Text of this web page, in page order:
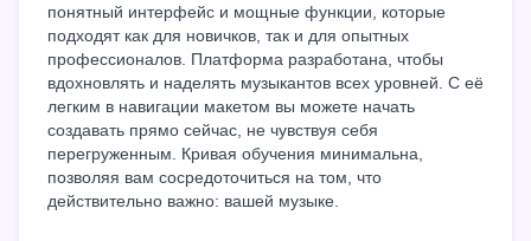
понятный интерфейс и мощные функции, которые
подходят как для новичков, так и для опытных
профессионалов. Платформа разработана, чтобы
вдохновлять и наделять музыкантов всех уровней. С её
легким в навигации макетом вы можете начать
создавать прямо сейчас, не чувствуя себя
перегруженным. Кривая обучения минимальна,
позволяя вам сосредоточиться на том, что
действительно важно: вашей музыке.